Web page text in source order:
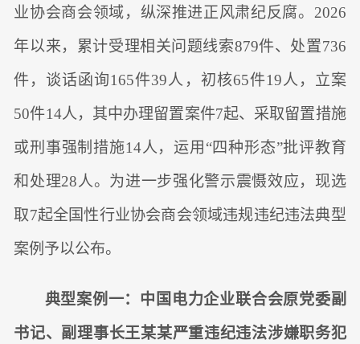
业协会商会领域，纵深推进正风肃纪反腐。2026
年以来，累计受理相关问题线索879件、处置736
件，谈话函询165件39人，初核65件19人，立案
50件14人，其中办理留置案件7起、采取留置措施
或刑事强制措施14人，运用“四种形态”批评教育
和处理28人。为进一步强化警示震慑效应，现选
取7起全国性行业协会商会领域违规违纪违法典型
案例予以公布。
典型案例一：中国电力企业联合会原党委副
书记、副理事长王某某严重违纪违法涉嫌职务犯